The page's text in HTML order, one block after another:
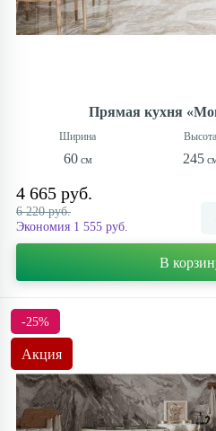
Прямая кухня
60 245
4 665 руб.
6 220 руб.
Экономия 1 555 руб.
В
-25%
Акция